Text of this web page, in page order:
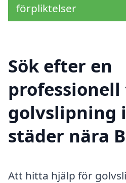
förpliktelser
Sök efter en
professionell
golvslipning
städer nära
Att hitta hjälp för